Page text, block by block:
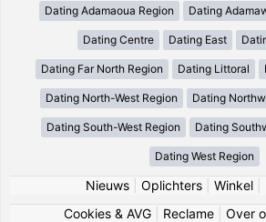
Dating Adamaoua Region Dating
Dating Centre Dating East
Dating Far North Region Dating Littoral
Dating North-West Region Dating
Dating South-West Region Dating
Dating West Region
Nieuws| Oplichters| Winkel|
Cookies & AVG
Reclame Over